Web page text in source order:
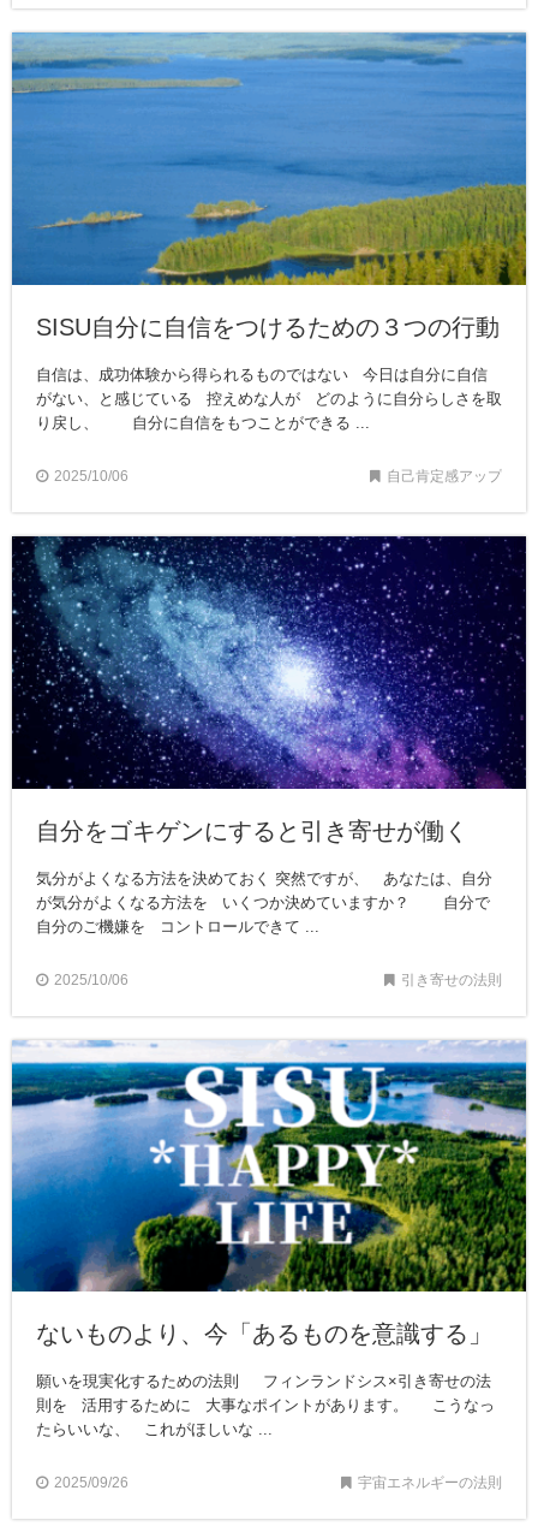
SISU自分に自信をつけるための３つの行動
自信は、成功体験から得られるものではない 今日は自分に自信
がない、と感じている 控えめな人が どのように自分らしさを取
り戻し、 自分に自信をもつことができる ...
2025/10/06 自己肯定感アップ
自分をゴキゲンにすると引き寄せが働く
気分がよくなる方法を決めておく 突然ですが、 あなたは、自分
が気分がよくなる方法を いくつか決めていますか？ 自分で
自分のご機嫌を コントロールできて ...
2025/10/06 引き寄せの法則
ないものより、今「あるものを意識する」
願いを現実化するための法則 フィンランドシス×引き寄せの法
則を 活用するために 大事なポイントがあります。 こうなっ
たらいいな、 これがほしいな ...
2025/09/26 宇宙エネルギーの法則